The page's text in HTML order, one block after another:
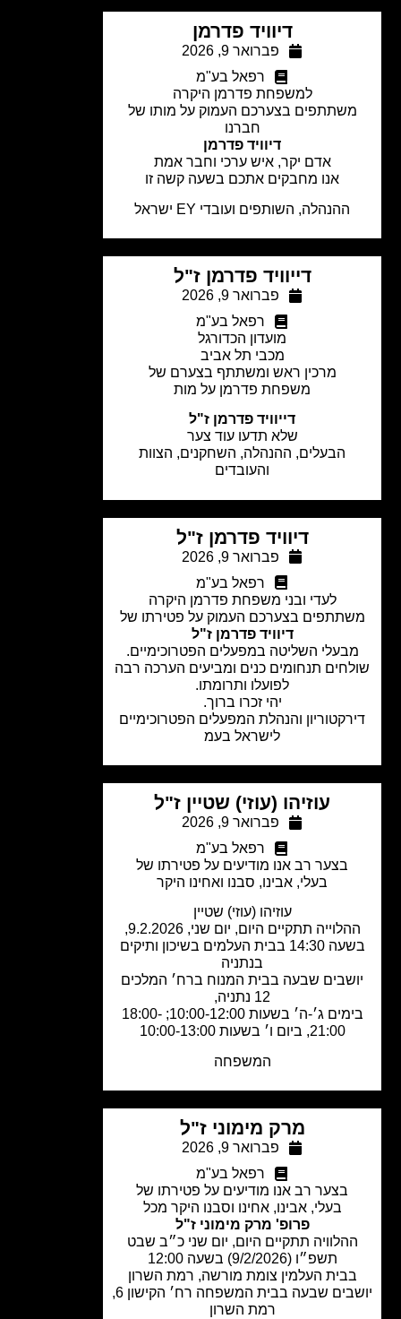
דיוויד פדרמן
פברואר 9, 2026
רפאל בע"מ
למשפחת פדרמן היקרה
בצערכם העמוק על מותו של
דיוויד פדרמן
אדם יקר, איש ערכי וחבר אמת
אנו מחבקים אתכם בשעה קשה זו
ההנהלה, השותפים ועובדי EY ישראל
דייוויד פדרמן ז"ל
פברואר 9, 2026
רפאל בע"מ
מועדון הכדורגל
מכבי תל אביב
מרכין ראש ומשתתף בצערם של
משפחת פדרמן על מות
דייוויד פדרמן ז"ל
שלא תדעו עוד צער
הבעלים, ההנהלה, השחקנים, הצוות
והעובדים
דיוויד פדרמן ז"ל
פברואר 9, 2026
רפאל בע"מ
לעדי ובני משפחת פדרמן היקרה
בצערכם העמוק על פטירתו של
דיוויד פדרמן ז"ל
השליטה במפעלים הפטרוכימיים.
תנחומים כנים ומביעים הערכה רבה
לפועלו ותרומתו.
יהי זכרו ברוך.
והנהלת המפעלים הפטרוכימיים
לישראל בעמ
עוזיהו (עוזי) שטיין ז"ל
פברואר 9, 2026
רפאל בע"מ
בצער רב אנו מודיעים על פטירתו של
בעלי, אבינו, סבנו ואחינו היקר
עוזיהו (עוזי) שטיין
ההלוייה תתקיים היום, יום שני, 9.2.2026,
בשעה 14:30 בבית העלמים בשיכון ותיקים
שבעה בבית המנוח ברח׳ המלכים
בימים ג׳-ה׳ בשעות 10:00-12:00; 18:00-
המשפחה
מרק מימוני ז"ל
פברואר 9, 2026
רפאל בע"מ
בצער רב אנו מודיעים על פטירתו של
בעלי, אבינו, אחינו וסבנו היקר מכל
פרופ' מרק מימוני ז"ל
תתקיים היום, יום שני כ״ב שבט
תשפ״ו (9/2/2026) בשעה 12:00
העלמין צומת מורשה, רמת השרון
יושבים שבעה בבית המשפחה רח׳ הקישון 6,
רמת השרון